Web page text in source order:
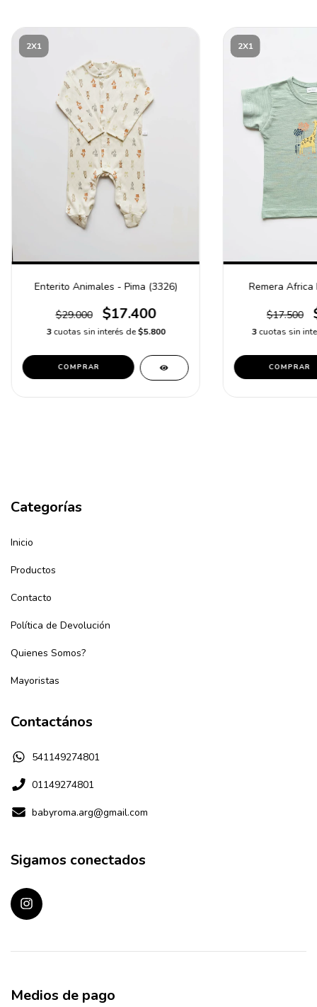
2X1
Enterito Animales - Pima (3326)
$29.000 $17.400
3 cuotas sin interés de$5.800
COMPRAR
2X1
Remera Africa
$17.500
3 cuotas sin
COMPRAR
Categorías
Inicio
Productos
Contacto
Política de Devolución
Quienes Somos?
Mayoristas
Contactános
541149274801
01149274801
babyroma.arg@gmail.com
Sigamos conectados
Medios de pago